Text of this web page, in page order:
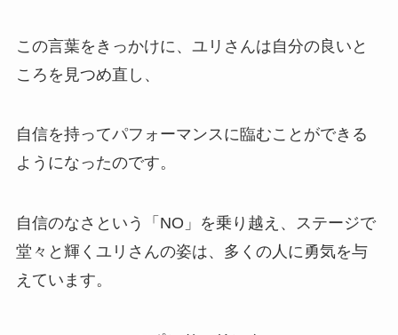
この言葉をきっかけに、ユリさんは自分の良いと
ころを見つめ直し、
自信を持ってパフォーマンスに臨むことができる
ようになったのです。
自信のなさという「NO」を乗り越え、ステージで
堂々と輝くユリさんの姿は、多くの人に勇気を与
えています。